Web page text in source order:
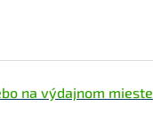
na výdajnom mieste